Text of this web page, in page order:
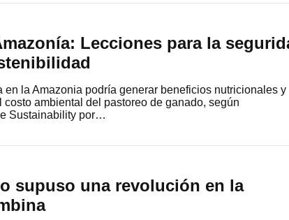
Lecciones para la
en la Amazonia podría generar beneficios nutricionales y
ambiental del pastoreo de ganado, según
Sustainability por…
supuso una revolución en la